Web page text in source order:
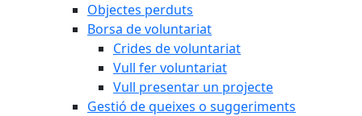
Objectes perduts
Borsa de voluntariat
Crides de voluntariat
Vull fer voluntariat
Vull presentar un projecte
Gestió de queixes o suggeriments